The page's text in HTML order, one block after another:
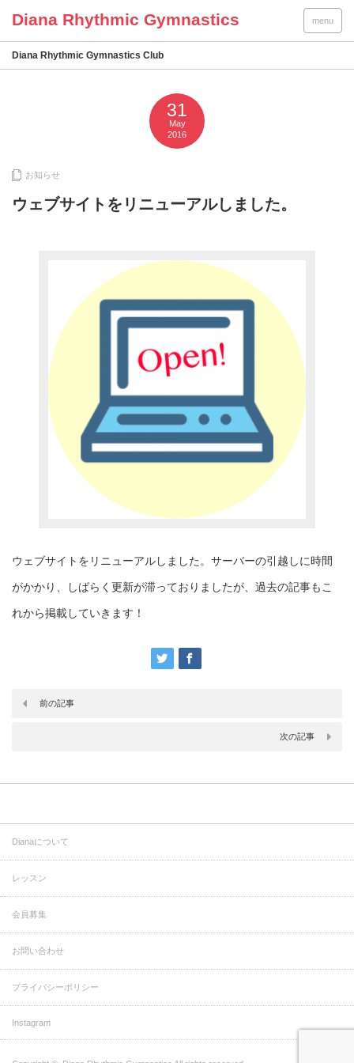
menu
Diana Rhythmic Gymnastics Club
31
May
2016
お知らせ
ウェブサイトをリニューアルしました。
ウェブサイトをリニューアルしました。サーバーの引越しに時間
がかかり、しばらく更新が滞っておりましたが、過去の記事もこ
れから掲載していきます！
前の記事
次の記事
Dianaについて
レッスン
会員募集
お問い合わせ
プライバシーポリシー
Instagram